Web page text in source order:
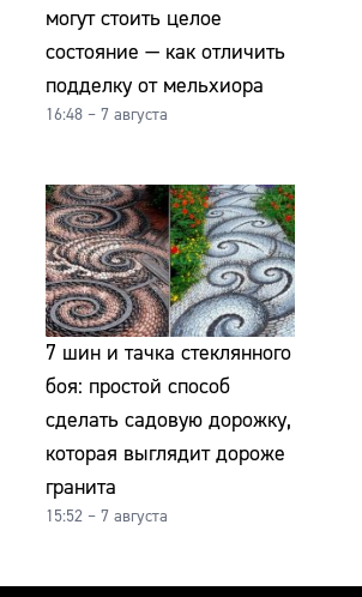
могут стоить целое
состояние — как отличить
подделку от мельхиора
16:48 – 7 августа
7 шин и тачка стеклянного
боя: простой способ
сделать садовую дорожку,
которая выглядит дороже
гранита
15:52 – 7 августа